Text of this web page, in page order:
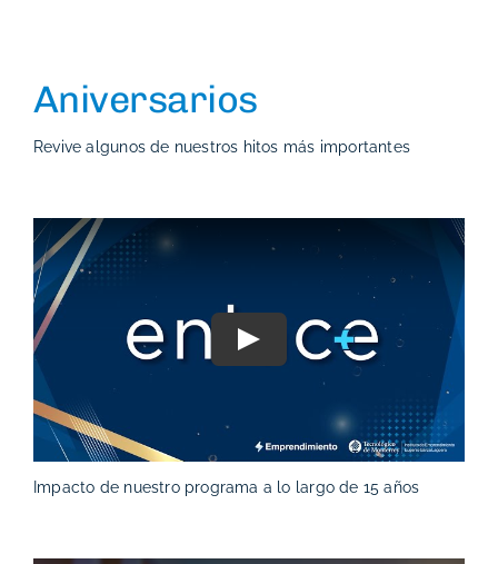
Aniversarios
Revive algunos de nuestros hitos más importantes
Play
Impacto de nuestro programa a lo largo de 15 años